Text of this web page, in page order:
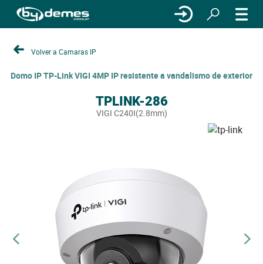
Volver a Camaras IP
Domo IP TP-Link VIGI 4MP IP resistente a vandalismo de exterior
TPLINK-286
VIGI C240I(2.8mm)